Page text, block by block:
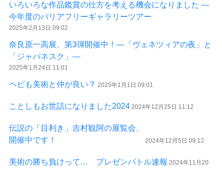
いろいろな作品鑑賞の仕方を考える機会になりました ―
今年度のバリアフリーギャラリーツアー
2025年2月13日 09:02
奈良原一高展、第3弾開催中！―「ヴェネツィアの夜」と
「ジャパネスク」―
2025年1月24日 11:01
ヘビも美術と仲が良い？ 2025年1月1日 09:01
ことしもお世話になりました2024 2024年12月25日 11:12
伝説の「目利き」吉村観阿の展覧会、
開催中です！
2024年12月5日 09:12
美術の勝ち負けって… プレゼンバトル速報 2024年11月20